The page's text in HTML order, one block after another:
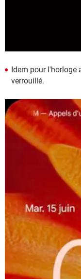
Idem pour l'horloge
verrouillé.